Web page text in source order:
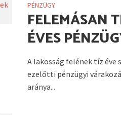
PÉNZÜGY
FELEMÁSAN
ÉVES
A lakosság felének tíz éve
ezelőtti pénzügyi
aránya...